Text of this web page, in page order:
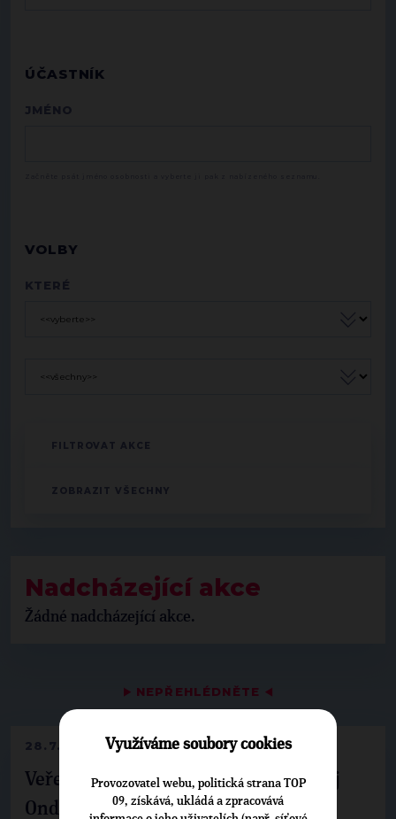
▶ NEPŘEHLÉDNĚTE ◀
28.7.2026
Veřejné finance, euro i školství. Matěj
Ondřej Havel jednal s prezidentem
ÚČASTNÍK
JMÉNO
VOLBY
KTERÉ
Nadcházející akce
Žádné nadcházející akce.
Využíváme soubory cookies
Provozovatel webu, politická strana TOP
09, získává, ukládá a zpracovává